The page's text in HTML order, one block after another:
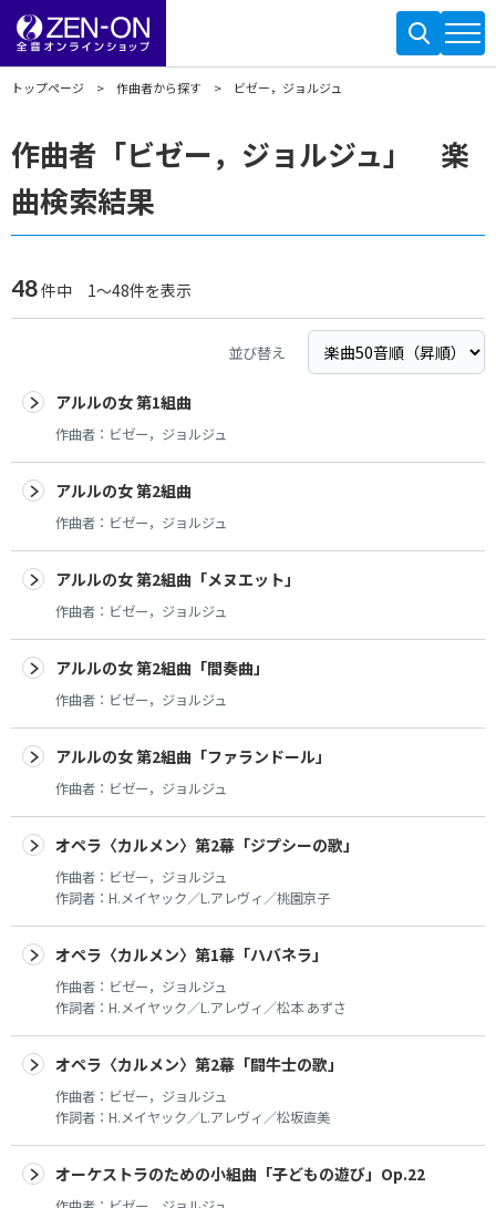
トップページ 作曲者から探す ビゼー，ジョルジュ
作曲者「ビゼー，ジョルジュ」 楽
曲検索結果
48件中 1～48件を表示
並び替え
アルルの女 第1組曲
作曲者： ビゼー，ジョルジュ
アルルの女 第2組曲
作曲者： ビゼー，ジョルジュ
アルルの女 第2組曲「メヌエット」
作曲者： ビゼー，ジョルジュ
アルルの女 第2組曲「間奏曲」
作曲者： ビゼー，ジョルジュ
アルルの女 第2組曲「ファランドール」
作曲者： ビゼー，ジョルジュ
オペラ〈カルメン〉第2幕「ジプシーの歌」
作曲者： ビゼー，ジョルジュ
作詞者： H.メイヤック／L.アレヴィ／桃園京子
オペラ〈カルメン〉第1幕「ハバネラ」
作曲者： ビゼー，ジョルジュ
作詞者： H.メイヤック／L.アレヴィ／松本 あずさ
オペラ〈カルメン〉第2幕「闘牛士の歌」
作曲者： ビゼー，ジョルジュ
作詞者： H.メイヤック／L.アレヴィ／松坂直美
オーケストラのための小組曲「子どもの遊び」Op.22